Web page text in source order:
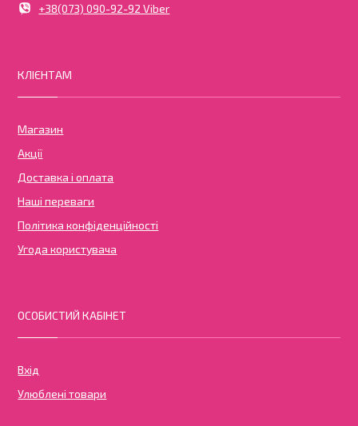
+38(073) 090-92-92 Viber
КЛІЄНТАМ
Магазин
Акції
Доставка і оплата
Наші переваги
Політика конфіденційності
Угода користувача
ОСОБИСТИЙ КАБІНЕТ
Вхід
Улюблені товари